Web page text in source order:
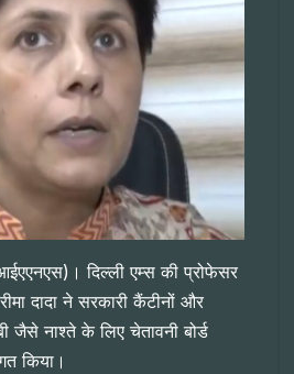
दिल्ली एम्स की प्रोफेसर
दादा ने सरकारी कैंटीनों और
जैसे नाश्ते के लिए चेतावनी बोर्ड
किया।